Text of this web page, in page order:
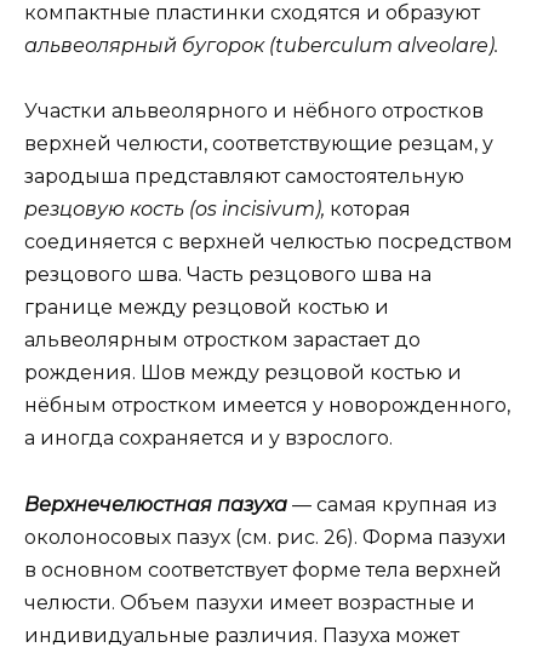
компактные пластинки сходятся и образуют
альвеолярный бугорок (tuberculum alveolare).
Участки альвеолярного и нёбного отростков
верхней челюсти, cоответствующие резцам, у
зародыша представляют самостоятельную
резцовую кость (os incisivum), которая
соединяется с верхней челюстью посредством
резцового шва. Часть резцового шва на
границе между резцовой костью и
альвеолярным отростком зарастает до
рождения. Шов между резцовой костью и
нёбным отростком имеется у новорожденного,
а иногда сохраняется и у взрослого.
Верхнечелюстная пазуха — самая крупная из
околоносовых пазух (см. рис. 26). Форма пазухи
в основном соответствует форме тела верхней
челюсти. Объем пазухи имеет возрастные и
индивидуальные различия. Пазуха может